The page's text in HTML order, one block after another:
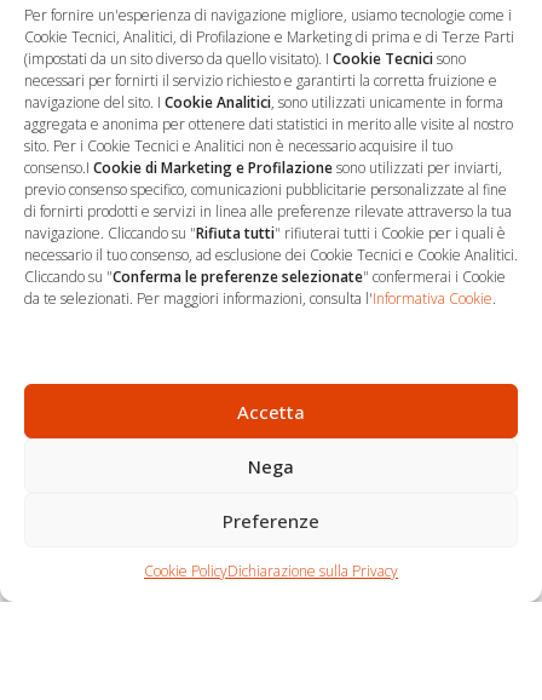
Per fornire un'esperienza di navigazione migliore, usiamo tecnologie come i
Cookie Tecnici, Analitici, di Profilazione e Marketing di prima e di Terze Parti
(impostati da un sito diverso da quello visitato). I Cookie Tecnicisono
necessari per fornirti il servizio richiesto e garantirti la corretta fruizione e
navigazione del sito. I Cookie Analitici, sono utilizzati unicamente in forma
aggregata e anonima per ottenere dati statistici in merito alle visite al nostro
sito. Per i Cookie Tecnici e Analitici non è necessario acquisire il tuo
consenso.I Cookie di Marketing e Profilazionesono utilizzati per inviarti,
previo consenso specifico, comunicazioni pubblicitarie personalizzate al fine
di fornirti prodotti e servizi in linea alle preferenze rilevate attraverso la tua
navigazione. Cliccando su "Rifiuta tutti" rifiuterai tutti i Cookie per i quali è
necessario il tuo consenso, ad esclusione dei Cookie Tecnici e Cookie Analitici.
Cliccando su "Conferma le preferenze selezionate" confermerai i Cookie
da te selezionati. Per maggiori informazioni, consulta l'Informativa Cookie.
Accetta
Nega
Preferenze
Cookie PolicyDichiarazione sulla Privacy
prossima volta che commento.
… Sede Operativa
06 9522 7890
info@studioargari.it
P.I. 17504191002
Seguici
Shop